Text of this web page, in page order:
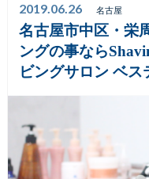
2019.06.26 名古屋
名古屋市中区・栄
ングの事なら
ビングサロン ベス